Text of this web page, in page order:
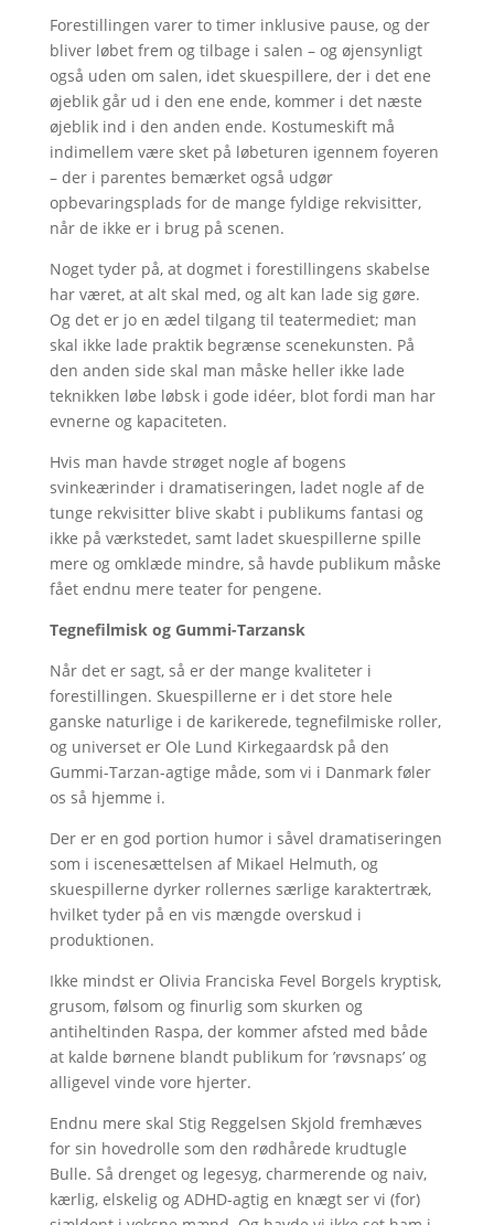
Forestillingen varer to timer inklusive pause, og der
bliver løbet frem og tilbage i salen – og øjensynligt
også uden om salen, idet skuespillere, der i det ene
øjeblik går ud i den ene ende, kommer i det næste
øjeblik ind i den anden ende. Kostumeskift må
indimellem være sket på løbeturen igennem foyeren
– der i parentes bemærket også udgør
opbevaringsplads for de mange fyldige rekvisitter,
når de ikke er i brug på scenen.
Noget tyder på, at dogmet i forestillingens skabelse
har været, at alt skal med, og alt kan lade sig gøre.
Og det er jo en ædel tilgang til teatermediet; man
skal ikke lade praktik begrænse scenekunsten. På
den anden side skal man måske heller ikke lade
teknikken løbe løbsk i gode idéer, blot fordi man har
evnerne og kapaciteten.
Hvis man havde strøget nogle af bogens
svinkeærinder i dramatiseringen, ladet nogle af de
tunge rekvisitter blive skabt i publikums fantasi og
ikke på værkstedet, samt ladet skuespillerne spille
mere og omklæde mindre, så havde publikum måske
fået endnu mere teater for pengene.
Tegnefilmisk og Gummi-Tarzansk
Når det er sagt, så er der mange kvaliteter i
forestillingen. Skuespillerne er i det store hele
ganske naturlige i de karikerede, tegnefilmiske roller,
og universet er Ole Lund Kirkegaardsk på den
Gummi-Tarzan-agtige måde, som vi i Danmark føler
os så hjemme i.
Der er en god portion humor i såvel dramatiseringen
som i iscenesættelsen af Mikael Helmuth, og
skuespillerne dyrker rollernes særlige karaktertræk,
hvilket tyder på en vis mængde overskud i
produktionen.
Ikke mindst er Olivia Franciska Fevel Borgels kryptisk,
grusom, følsom og finurlig som skurken og
antiheltinden Raspa, der kommer afsted med både
at kalde børnene blandt publikum for ’røvsnaps’ og
alligevel vinde vore hjerter.
Endnu mere skal Stig Reggelsen Skjold fremhæves
for sin hovedrolle som den rødhårede krudtugle
Bulle. Så drenget og legesyg, charmerende og naiv,
kærlig, elskelig og ADHD-agtig en knægt ser vi (for)